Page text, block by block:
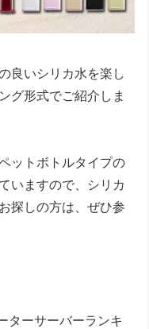
良いシリカ水を楽し
グ形式でご紹介しま
ットボトルタイプの
いますので、シリカ
探しの方は、ぜひ参
ターサーバーランキ